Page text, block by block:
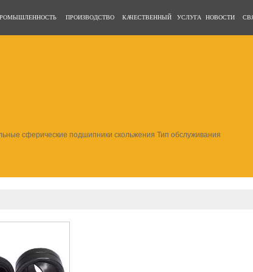
ПРОИЗВОДСТВО КАЧЕСТВЕННЫЙ УСЛУГА НОВОСТИ
сферические подшипники скольжения Тип обслуживания